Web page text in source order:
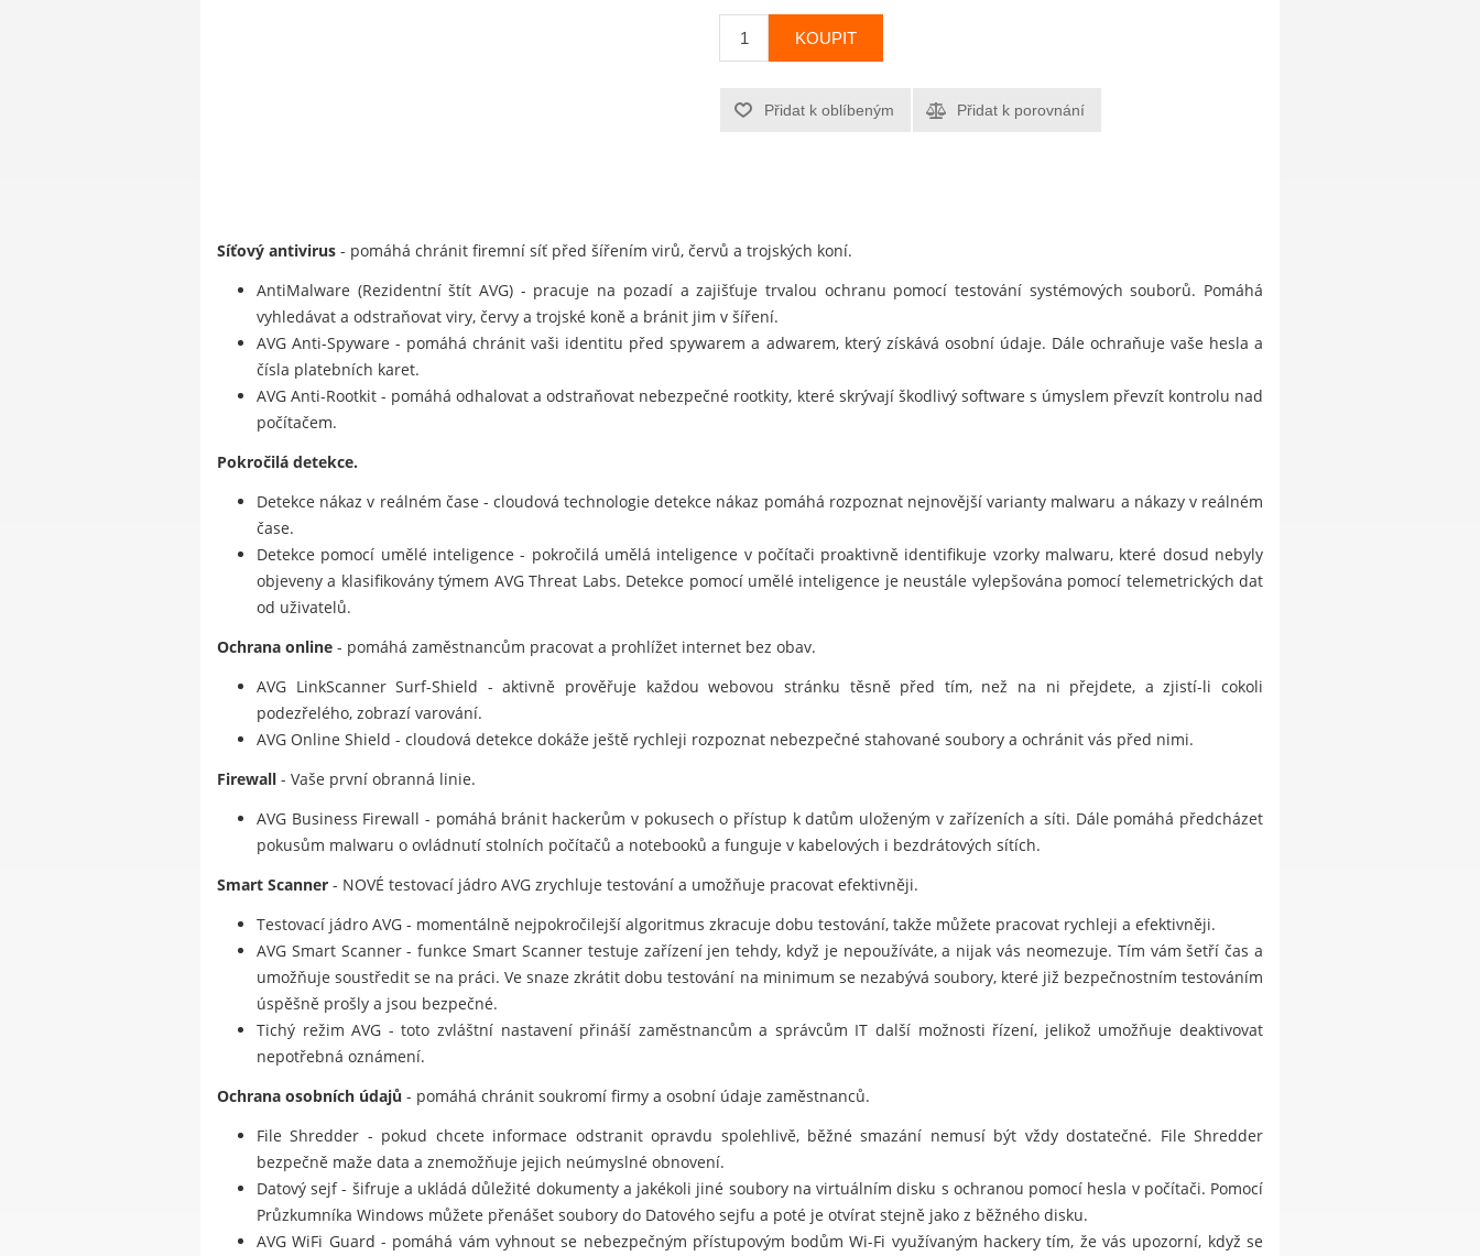
KOUPIT
Přidat k oblíbeným Přidat k porovnání
Síťový antivirus - pomáhá chránit firemní síť před šířením virů, červů a trojských koní.
AntiMalware (Rezidentní štít AVG) - pracuje na pozadí a zajišťuje trvalou ochranu pomocí testování systémových souborů. Pomáhá
vyhledávat a odstraňovat viry, červy a trojské koně a bránit jim v šíření.
AVG Anti-Spyware - pomáhá chránit vaši identitu před spywarem a adwarem, který získává osobní údaje. Dále ochraňuje vaše hesla a
čísla platebních karet.
AVG Anti-Rootkit - pomáhá odhalovat a odstraňovat nebezpečné rootkity, které skrývají škodlivý software s úmyslem převzít kontrolu nad
počítačem.
Pokročilá detekce.
Detekce nákaz v reálném čase - cloudová technologie detekce nákaz pomáhá rozpoznat nejnovější varianty malwaru a nákazy v reálném
čase.
Detekce pomocí umělé inteligence - pokročilá umělá inteligence v počítači proaktivně identifikuje vzorky malwaru, které dosud nebyly
objeveny a klasifikovány týmem AVG Threat Labs. Detekce pomocí umělé inteligence je neustále vylepšována pomocí telemetrických dat
od uživatelů.
Ochrana online - pomáhá zaměstnancům pracovat a prohlížet internet bez obav.
AVG LinkScanner Surf-Shield - aktivně prověřuje každou webovou stránku těsně před tím, než na ni přejdete, a zjistí-li cokoli
podezřelého, zobrazí varování.
AVG Online Shield - cloudová detekce dokáže ještě rychleji rozpoznat nebezpečné stahované soubory a ochránit vás před nimi.
Firewall - Vaše první obranná linie.
AVG Business Firewall - pomáhá bránit hackerům v pokusech o přístup k datům uloženým v zařízeních a síti. Dále pomáhá předcházet
pokusům malwaru o ovládnutí stolních počítačů a notebooků a funguje v kabelových i bezdrátových sítích.
Smart Scanner - NOVÉ testovací jádro AVG zrychluje testování a umožňuje pracovat efektivněji.
Testovací jádro AVG - momentálně nejpokročilejší algoritmus zkracuje dobu testování, takže můžete pracovat rychleji a efektivněji.
AVG Smart Scanner - funkce Smart Scanner testuje zařízení jen tehdy, když je nepoužíváte, a nijak vás neomezuje. Tím vám šetří čas a
umožňuje soustředit se na práci. Ve snaze zkrátit dobu testování na minimum se nezabývá soubory, které již bezpečnostním testováním
úspěšně prošly a jsou bezpečné.
Tichý režim AVG - toto zvláštní nastavení přináší zaměstnancům a správcům IT další možnosti řízení, jelikož umožňuje deaktivovat
nepotřebná oznámení.
Ochrana osobních údajů - pomáhá chránit soukromí firmy a osobní údaje zaměstnanců.
File Shredder - pokud chcete informace odstranit opravdu spolehlivě, běžné smazání nemusí být vždy dostatečné. File Shredder
bezpečně maže data a znemožňuje jejich neúmyslné obnovení.
Datový sejf - šifruje a ukládá důležité dokumenty a jakékoli jiné soubory na virtuálním disku s ochranou pomocí hesla v počítači. Pomocí
Průzkumníka Windows můžete přenášet soubory do Datového sejfu a poté je otvírat stejně jako z běžného disku.
AVG WiFi Guard - pomáhá vám vyhnout se nebezpečným přístupovým bodům Wi-Fi využívaným hackery tím, že vás upozorní, když se